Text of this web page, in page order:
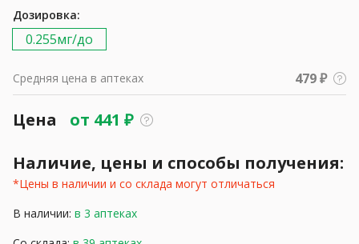
Дозировка:
0.255мг/до
Средняя цена в аптеках 479 ₽
Цена от 441 ₽
Наличие, цены и способы получения:
*Цены в наличии и со склада могут отличаться
В наличии: в 3 аптеках